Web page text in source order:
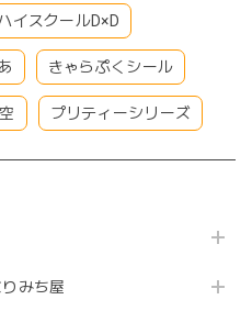
イスクールD×D
きゃらぷくシール
プリティーシリーズ
りみち屋